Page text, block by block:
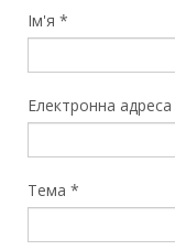
Ім'я *
Електронна адреса
Тема *